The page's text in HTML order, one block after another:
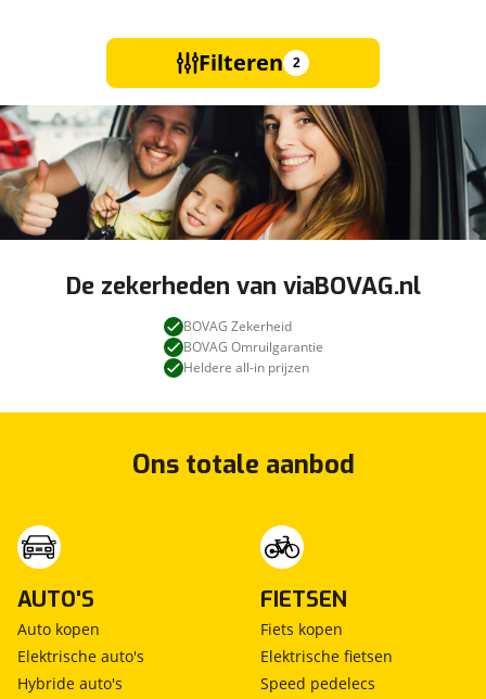
Filteren 2
De zekerheden van viaBOVAG.nl
BOVAG Zekerheid
BOVAG Omruilgarantie
Heldere all-in prijzen
Ons totale aanbod
AUTO'S
Auto kopen
Elektrische auto's
Hybride auto's
FIETSEN
Fiets kopen
Elektrische fietsen
Speed pedelecs